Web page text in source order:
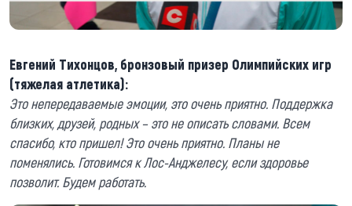
Евгений Тихонцов, бронзовый призер Олимпийских игр
(тяжелая атлетика):
Это непередаваемые эмоции, это очень приятно. Поддержка
близких, друзей, родных – это не описать словами. Всем
спасибо, кто пришел! Это очень приятно. Планы не
поменялись. Готовимся к Лос-Анджелесу, если здоровье
позволит. Будем работать.